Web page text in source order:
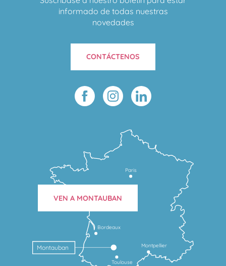
informado de todas nuestras
novedades
CONTÁCTENOS
Toulouse
Montpellier
Bordeaux
Montauban
Paris
VEN A MONTAUBAN